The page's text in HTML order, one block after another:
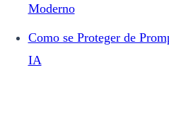
Moderno
Como se Proteger de
IA